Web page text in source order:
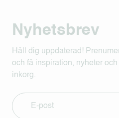
Nyhetsbrev
Håll dig uppdaterad!
och få inspiration, nyheter
inkorg.